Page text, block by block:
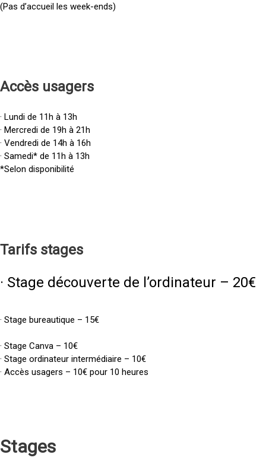
(Pas d’accueil les week-ends)
Accès usagers
· Lundi de 11h à 13h
· Mercredi de 19h à 21h
· Vendredi de 14h à 16h
· Samedi* de 11h à 13h
*Selon disponibilité
Tarifs stages
· Stage découverte de l’ordinateur – 20€
· Stage bureautique – 15€
· Stage Canva – 10€
· Stage ordinateur intermédiaire – 10€
· Accès usagers – 10€ pour 10 heures
Stages